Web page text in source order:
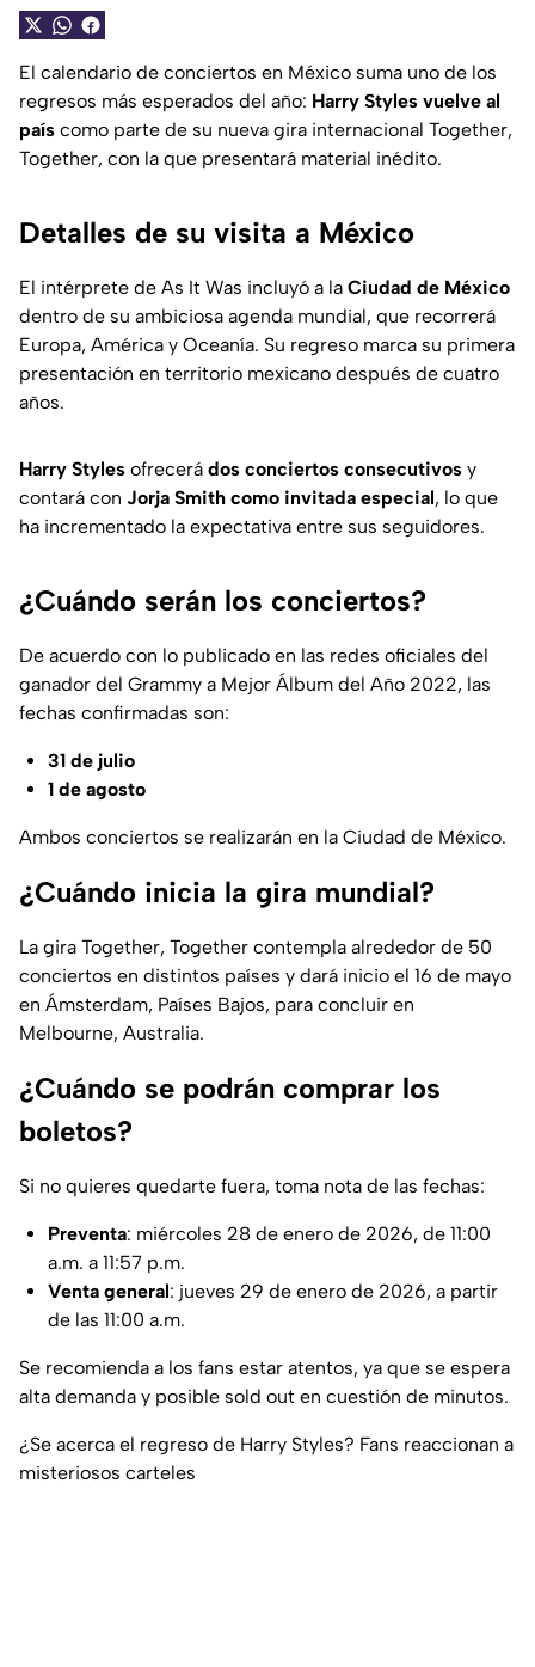
El calendario de conciertos en México suma uno de los
regresos más esperados del año: Harry Styles vuelve al
país como parte de su nueva gira internacional Together,
Together, con la que presentará material inédito.
Detalles de su visita a México
El intérprete de As It Was incluyó a la Ciudad de México
dentro de su ambiciosa agenda mundial, que recorrerá
Europa, América y Oceanía. Su regreso marca su primera
presentación en territorio mexicano después de cuatro
años.
Harry Styles ofrecerá dos conciertos consecutivos y
contará con Jorja Smith como invitada especial, lo que
ha incrementado la expectativa entre sus seguidores.
¿Cuándo serán los conciertos?
De acuerdo con lo publicado en las redes oficiales del
ganador del Grammy a Mejor Álbum del Año 2022, las
fechas confirmadas son:
31 de julio
1 de agosto
Ambos conciertos se realizarán en la Ciudad de México.
¿Cuándo inicia la gira mundial?
La gira Together, Together contempla alrededor de 50
conciertos en distintos países y dará inicio el 16 de mayo
en Ámsterdam, Países Bajos, para concluir en
Melbourne, Australia.
¿Cuándo se podrán comprar los
boletos?
Si no quieres quedarte fuera, toma nota de las fechas:
Preventa: miércoles 28 de enero de 2026, de 11:00
a.m. a 11:57 p.m.
Venta general: jueves 29 de enero de 2026, a partir
de las 11:00 a.m.
Se recomienda a los fans estar atentos, ya que se espera
alta demanda y posible sold out en cuestión de minutos.
¿Se acerca el regreso de Harry Styles? Fans reaccionan a
misteriosos carteles